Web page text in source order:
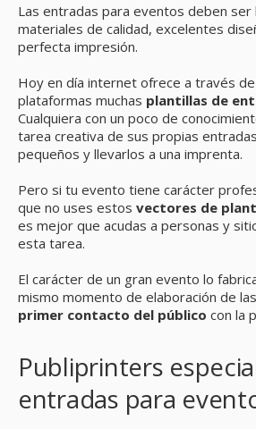
Las entradas para eventos deben ser
materiales de calidad, excelentes
perfecta impresión.
Hoy en día internet ofrece a través
plataformas muchas plantillas de
Cualquiera con un poco de
tarea creativa de sus propias
pequeños y llevarlos a una imprenta.
Pero si tu evento tiene carácter
que no uses estos vectores de
es mejor que acudas a personas y
esta tarea.
El carácter de un gran evento lo
mismo momento de elaboración de
primer contacto del público con la
Publiprinters
entradas para